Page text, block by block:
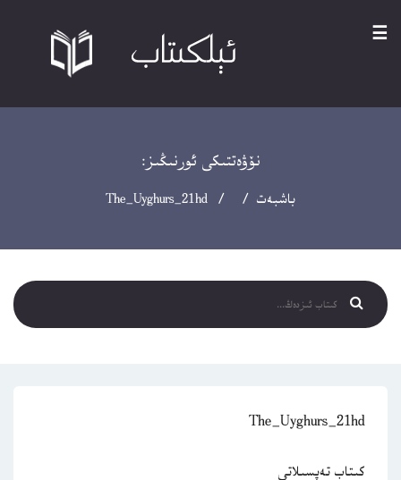
☰
نۆۋەتتىكى ئورنىڭىز:
باشبەت / / The_Uyghurs_21hd
The_Uyghurs_21hd
كىتاب تەپسىلاتى